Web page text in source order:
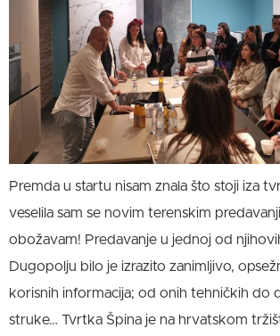
Premda u startu nisam znala što stoji iza
veselila sam se novim terenskim
obožavam! Predavanje u jednoj od
Dugopolju bilo je izrazito zanimljivo,
korisnih informacija; od onih tehničkih do
struke… Tvrtka Špina je na hrvatskom